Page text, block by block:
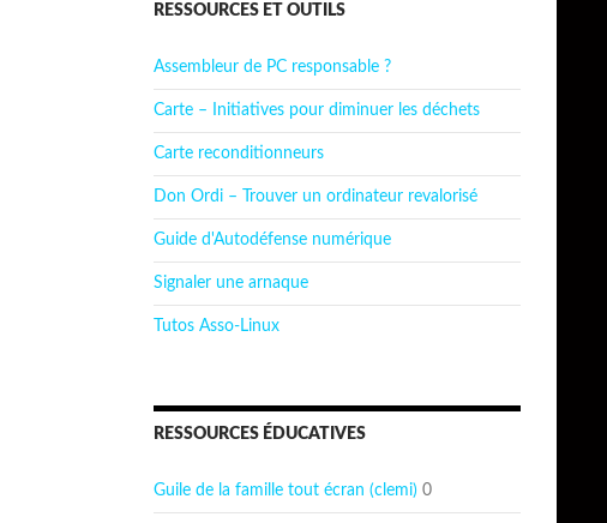
RESSOURCES ET OUTILS
Assembleur de PC responsable ?
Carte – Initiatives pour diminuer les déchets
Carte reconditionneurs
Don Ordi – Trouver un ordinateur revalorisé
Guide d'Autodéfense numérique
Signaler une arnaque
Tutos Asso-Linux
RESSOURCES ÉDUCATIVES
Guile de la famille tout écran (clemi) 0